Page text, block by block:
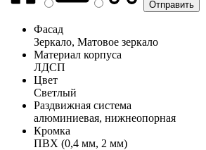
Фасад
Зеркало, Матовое зеркало
Материал корпуса
ЛДСП
Цвет
Светлый
Раздвижная система
алюминиевая, нижнеопорная
Кромка
ПВХ (0,4 мм, 2 мм)